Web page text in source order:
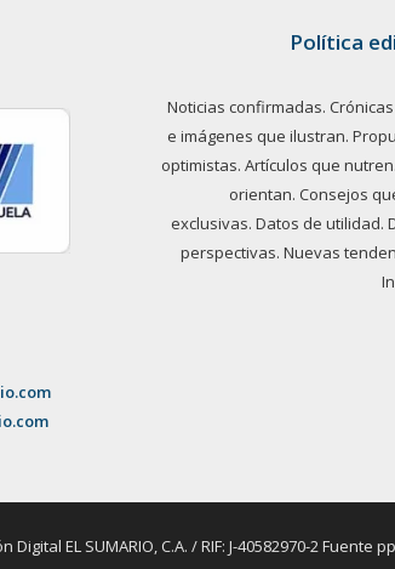
Política
Noticias confirmadas.
e imágenes que ilustran.
optimistas. Artículos que
orientan. Consejos
exclusivas. Datos de utilidad.
perspectivas. Nuevas
EL SUMARIO, C.A. / RIF: J-40582970-2 Fuente